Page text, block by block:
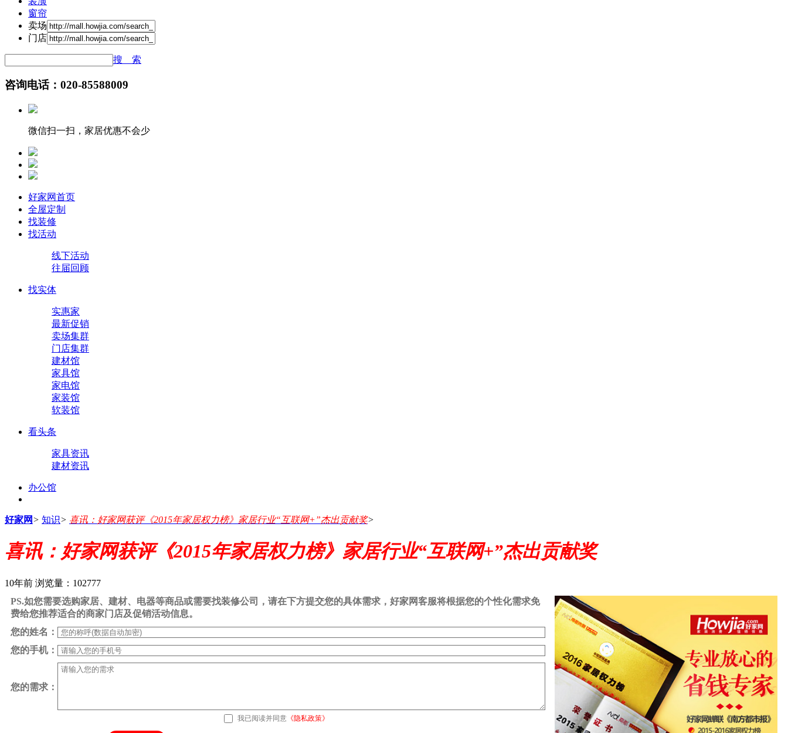
窗帘
卖场
门店
搜 索
咨询电话：020-85588009
微信扫一扫，家居优惠不会少
好家网首页
全屋定制
找装修
找活动
线下活动
往届回顾
找实体
实惠家
最新促销
卖场集群
门店集群
建材馆
家具馆
家电馆
家装馆
软装馆
看头条
家具资讯
建材资讯
办公馆
好家网> 知识> 喜讯：好家网获评《2015年家居权力榜》家居行业“互联网+”杰出贡献奖>
喜讯：好家网获评《2015年家居权力榜》家居行业“互联网+”杰出贡献奖
10年前 浏览量：102777
PS.如您需要选购家居、建材、电器等商品或需要找装修公司，请在下方提交您的具体需求，好家网客服将根据您的个性化需求免
费给您推荐适合的商家门店及促销活动信息。
您的姓名：
您的手机：
您的需求：
我已阅读并同意 《隐私政策》